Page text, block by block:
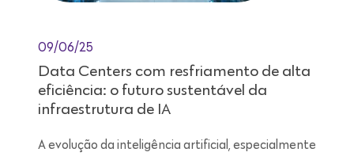
09/06/25
Data Centers com resfriamento de alta
eficiência: o futuro sustentável da
infraestrutura de IA
A evolução da inteligência artificial, especialmente